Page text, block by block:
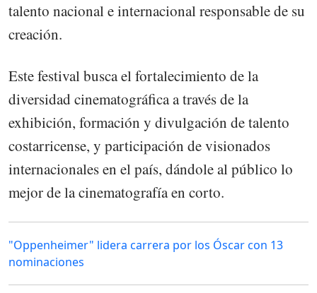
talento nacional e internacional responsable de su
creación.
Este festival busca el fortalecimiento de la
diversidad cinematográfica a través de la
exhibición, formación y divulgación de talento
costarricense, y participación de visionados
internacionales en el país, dándole al público lo
mejor de la cinematografía en corto.
"Oppenheimer" lidera carrera por los Óscar con 13
nominaciones